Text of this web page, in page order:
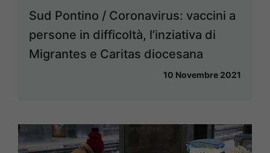
Sud Pontino / Coronavirus: vaccini a
persone in difficoltà, l’inziativa di
Migrantes e Caritas diocesana
10 Novembre 2021